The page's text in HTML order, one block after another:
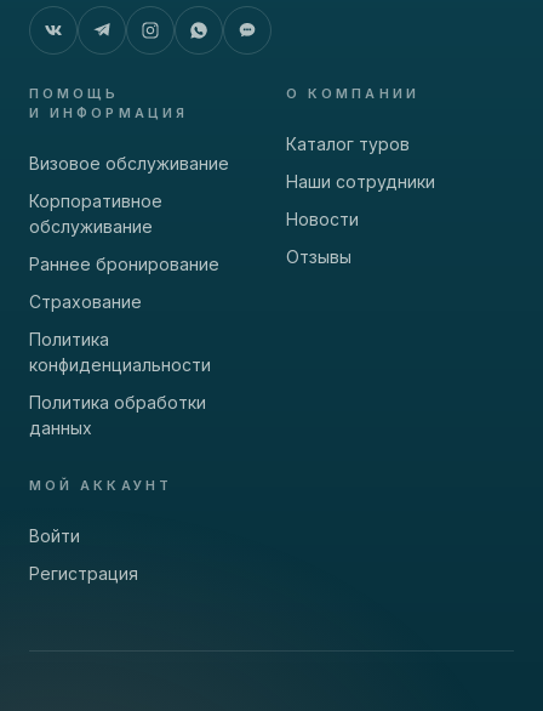
ПОМОЩЬ
И ИНФОРМАЦИЯ
Визовое обслуживание
Корпоративное
обслуживание
Раннее бронирование
Страхование
Политика
конфиденциальности
Политика обработки
данных
О КОМПАНИИ
Каталог туров
Наши сотрудники
Новости
Отзывы
МОЙ АККАУНТ
Войти
Регистрация